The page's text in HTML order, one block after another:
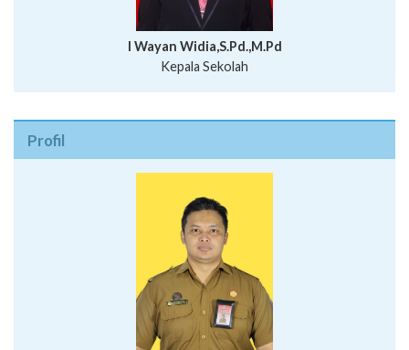
I Wayan Widia,S.Pd.,M.Pd
Kepala Sekolah
Profil